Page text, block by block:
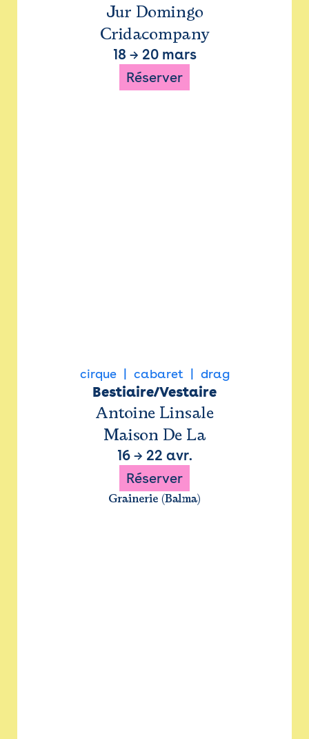
Jur Domingo
Cridacompany
18 → 20 mars
Réserver
cirque cabaret drag
Bestiaire/Vestaire
Antoine Linsale
Maison De La
16→ 22 avr.
Réserver
Grainerie (Balma)